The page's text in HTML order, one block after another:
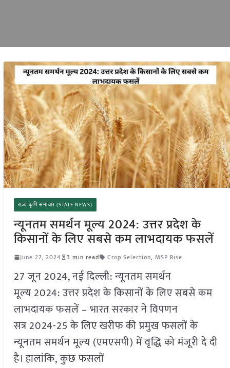
राज्य कृषि समाचार (STATE NEWS)
न्यूनतम समर्थन मूल्य 2024: उत्तर प्रदेश के
किसानों के लिए सबसे कम लाभदायक फसलें
June 27, 2024 3 min read Crop Selection, MSP Rise
27 जून 2024, नई दिल्ली: न्यूनतम समर्थन
मूल्य 2024: उत्तर प्रदेश के किसानों के लिए सबसे कम
लाभदायक फसलें – भारत सरकार ने विपणन
सत्र 2024-25 के लिए खरीफ की प्रमुख फसलों के
न्यूनतम समर्थन मूल्य (एमएसपी) में वृद्धि को मंजूरी दे दी
है। हालांकि, कुछ फसलों